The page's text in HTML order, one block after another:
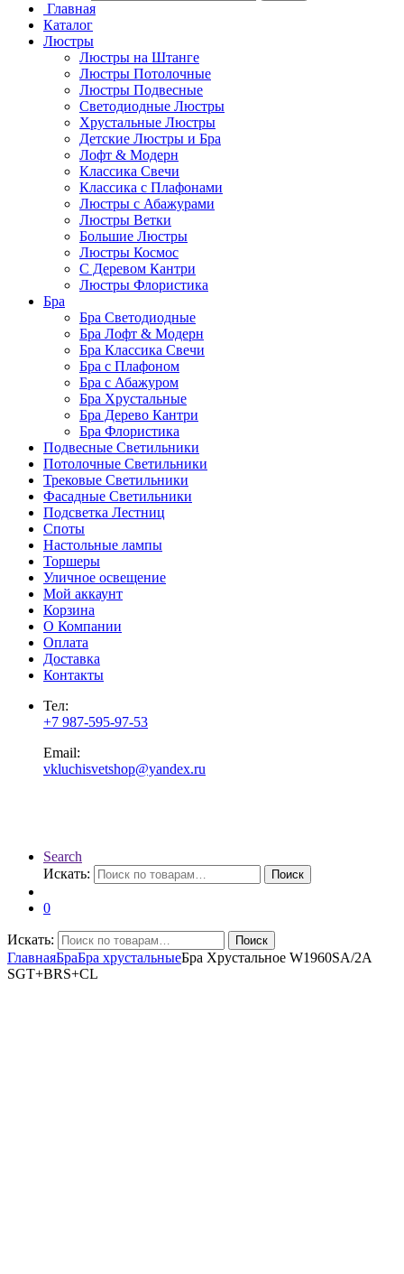
Главная
Каталог
Люстры
Люстры на Штанге
Люстры Потолочные
Люстры Подвесные
Светодиодные Люстры
Хрустальные Люстры
Детские Люстры и Бра
Лофт & Модерн
Классика Свечи
Классика с Плафонами
Люстры с Абажурами
Люстры Ветки
Большие Люстры
Люстры Космос
С Деревом Кантри
Люстры Флористика
Бра
Бра Светодиодные
Бра Лофт & Модерн
Бра Классика Свечи
Бра с Плафоном
Бра с Абажуром
Бра Хрустальные
Бра Дерево Кантри
Бра Флористика
Подвесные Светильники
Потолочные Светильники
Трековые Светильники
Фасадные Светильники
Подсветка Лестниц
Споты
Настольные лампы
Торшеры
Уличное освещение
Мой аккаунт
Корзина
О Компании
Оплата
Доставка
Контакты
Тел:
+7 987-595-97-53
Email:
vkluchisvetshop@yandex.ru
Search
Искать:
Поиск
0
Искать: Поиск
ГлавнаяБраБра хрустальныеБра Хрустальное W1960SA/2A
SGT+BRS+CL